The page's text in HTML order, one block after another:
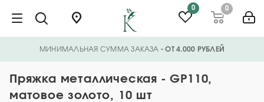
0 0
МИНИМАЛЬНАЯ СУММА ЗАКАЗА - ОТ 4.000 РУБЛЕЙ
Пряжка металлическая - GP110,
матовое золото, 10 шт